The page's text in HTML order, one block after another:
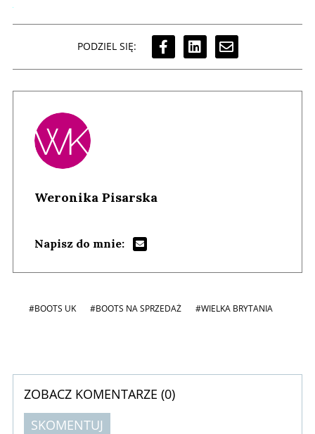
PODZIEL SIĘ:
Weronika Pisarska
Napisz do mnie:
#BOOTS UK #BOOTS NA SPRZEDAŻ #WIELKA BRYTANIA
ZOBACZ KOMENTARZE (0)
SKOMENTUJ